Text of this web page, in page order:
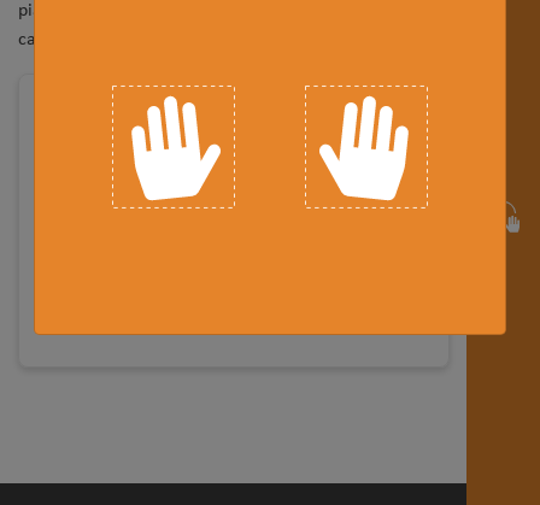
piace è l'unione tra una professionalità precisa e un
calore di accoglienza.
Contatti
DMZ Expertise Hub
Corso Mortara 22 - 10149 Torino |Mappa